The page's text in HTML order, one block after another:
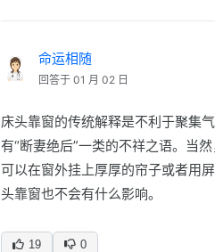
命运相随
回答于 01 月 02 日
床头靠窗的传统解释是不利于聚集
有“断妻绝后”一类的不祥之语。当
可以在窗外挂上厚厚的帘子或者用
头靠窗也不会有什么影响。
19 0